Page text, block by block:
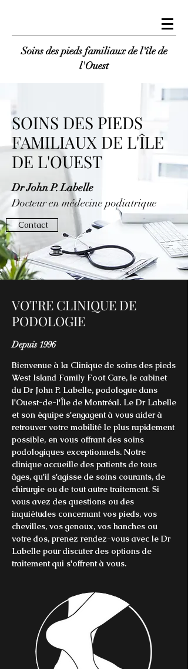
Soins des pieds familiaux de l'île de
l'Ouest
SOINS DES PIEDS
FAMILIAUX DE L'ÎLE
DE L'OUEST
Dr John P. Labelle
Docteur en médecine podiatrique
Contact
VOTRE CLINIQUE DE
PODOLOGIE
Depuis 1996
Bienvenue à la Clinique de soins des pieds
West Island Family Foot Care, le cabinet
du Dr John P. Labelle, podologue dans
l'Ouest-de-l'Île de Montréal. Le Dr Labelle
et son équipe s'engagent à vous aider à
retrouver votre mobilité le plus rapidement
possible, en vous offrant des soins
podologiques exceptionnels. Notre
clinique accueille des patients de tous
âges, qu'il s'agisse de soins courants, de
chirurgie ou de tout autre traitement. Si
vous avez des questions ou des
inquiétudes concernant vos pieds, vos
chevilles, vos genoux, vos hanches ou
votre dos, prenez rendez-vous avec le Dr
Labelle pour discuter des options de
traitement qui s'offrent à vous.